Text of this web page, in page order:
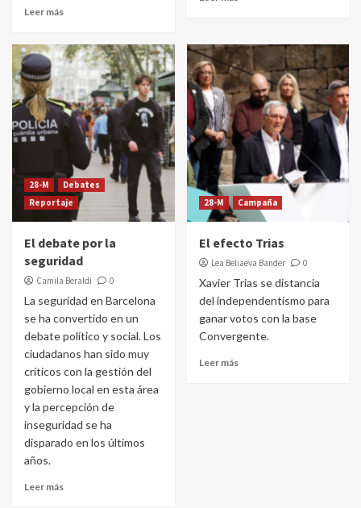
Leer más
28-M
Debates
Reportaje
El debate por la
seguridad
Camila Beraldi 0
La seguridad en Barcelona
se ha convertido en un
debate político y social. Los
ciudadanos han sido muy
críticos con la gestión del
gobierno local en esta área
y la percepción de
inseguridad se ha
disparado en los últimos
años.
Leer más
28-M Campaña
El efecto Trias
Lea Beliaeva Bander 0
Xavier Trias se distancia
del independentismo para
ganar votos con la base
Convergente.
Leer más